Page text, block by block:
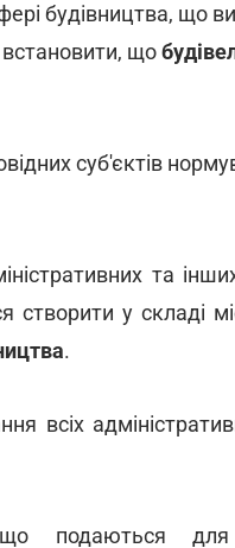
будівництва, що
встановити, що
суб'єктів
та
у складі
.
всіх
подаються для